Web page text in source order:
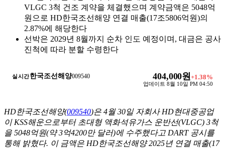
VLGC 3척 건조 계약을 체결했으며 계약금액은 5048억
원으로 HD한국조선해양 연결 매출(17조5806억원)의
2.87%에 해당한다
선박은 2029년 8월까지 순차 인도 예정이며, 대금은 공사
진척에 따라 분할 수령한다
실시간한국조선해양009540 404,000원 +1.38%
업데이트 8월 10일 PM 04:50
HD한국조선해양(009540)은 4월 30일 자회사 HD현대중공업
이 KSS해운으로부터 초대형 액화석유가스 운반선(VLGC) 3척
을 5048억원(약 3억4200만 달러)에 수주했다고 DART 공시를
통해 밝혔다. 이 금액은 HD한국조선해양 2025년 연결 매출(17